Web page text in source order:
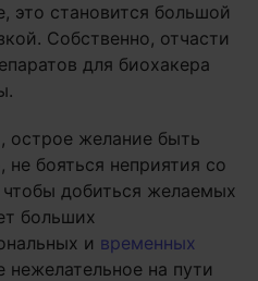
это становится большой
Собственно, отчасти
для биохакера
, острое желание быть
бояться неприятия со
добиться желаемых
больших
и временных
нежелательное на пути